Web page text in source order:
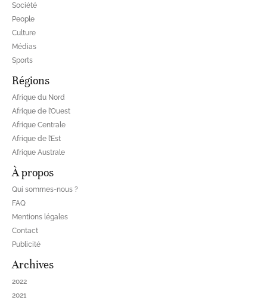
Société
People
Culture
Médias
Sports
Régions
Afrique du Nord
Afrique de l’Ouest
Afrique Centrale
Afrique de l’Est
Afrique Australe
À propos
Qui sommes-nous ?
FAQ
Mentions légales
Contact
Publicité
Archives
2022
2021